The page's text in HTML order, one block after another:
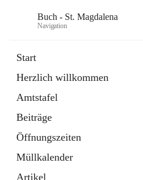
Buch - St. Magdalena
Navigation
Start
Herzlich willkommen
Amtstafel
Beiträge
Öffnungszeiten
Müllkalender
Artikel
11 Schnellzugriffe
Bürgerservice
10 Schnellzugriffe